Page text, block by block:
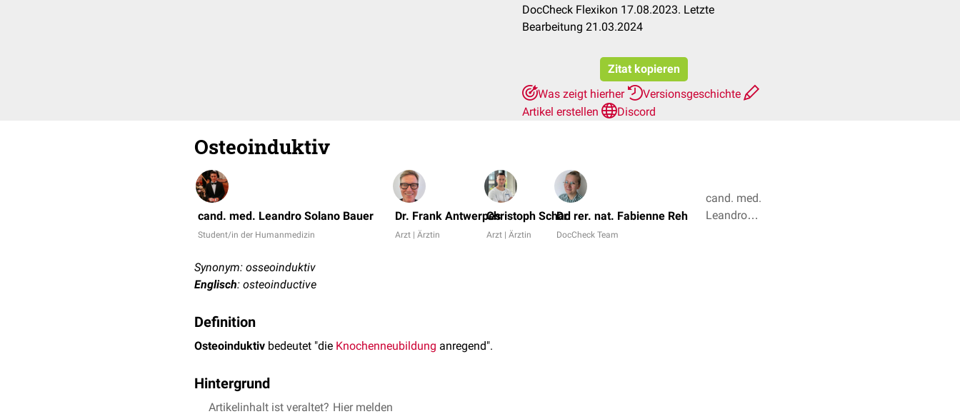
DocCheck Flexikon 17.08.2023. Letzte
Bearbeitung 21.03.2024
Zitat kopieren
Was zeigt hierher
Versionsgeschichte
Artikel erstellen
Discord
Osteoinduktiv
cand. med. Leandro Solano Bauer
Student/in der Humanmedizin
Dr. Frank Antwerpes
Arzt | Ärztin
Christoph Schad
Arzt | Ärztin
Dr. rer. nat. Fabienne Reh
DocCheck Team
cand. med.
Leandro
Synonym: osseoinduktiv
Englisch: osteoinductive
Definition
Osteoinduktiv bedeutet "die Knochenneubildung anregend".
Hintergrund
Osteoinduktive Signalmolekülesind z.B. die
Artikelinhalt ist veraltet? Hier melden